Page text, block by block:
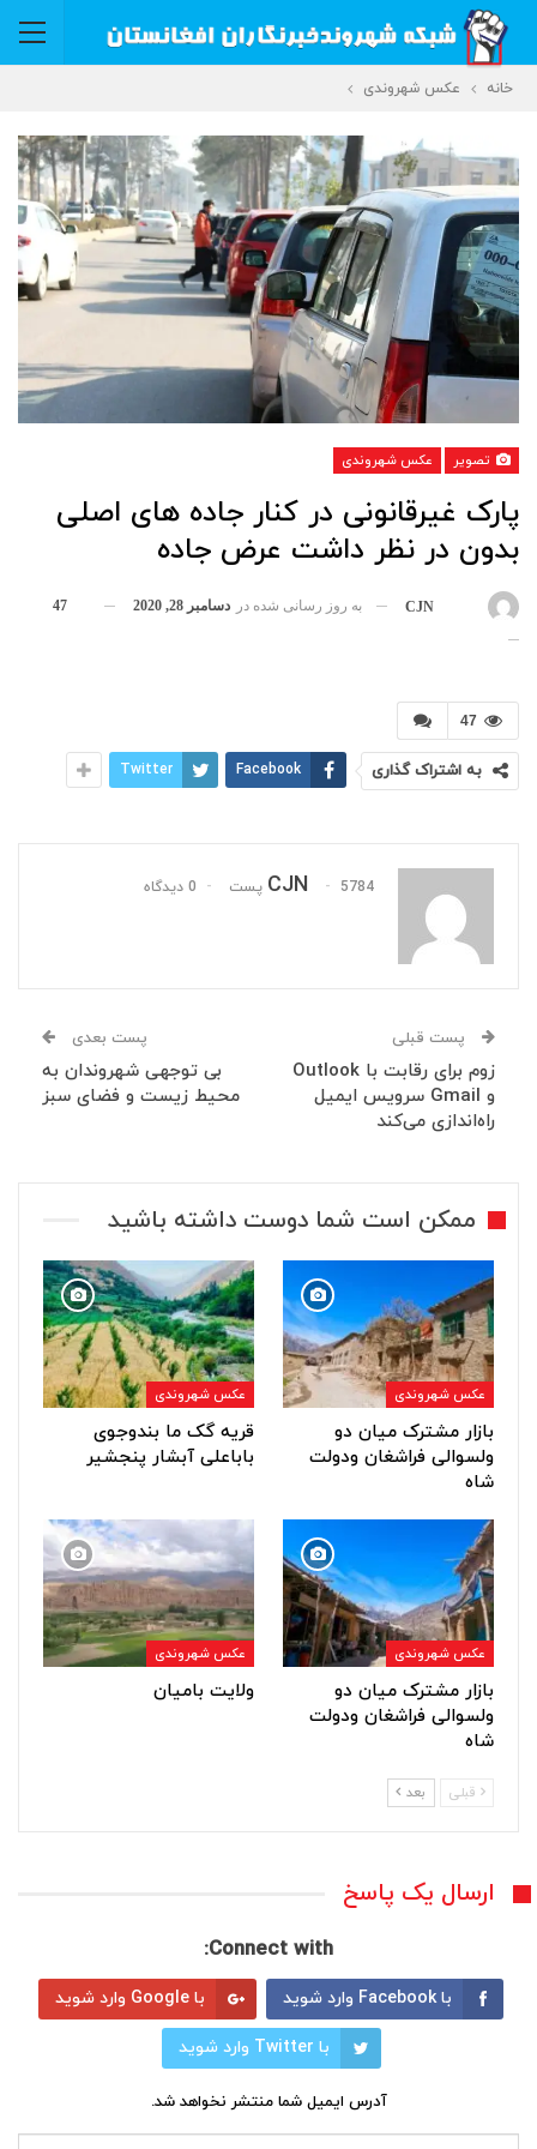
خانه عکس شهروندی
تصویر عکس شهروندی
پارک غیرقانونی در کنار جاده های اصلی
بدون در نظر داشت عرض جاده
CJN به روز رسانی شده در دسامبر 28, 2020 47
47
به اشتراک گذاری Facebook
Twitter
CJN 5784 پست 0 دیدگاه
پست قبلی
و Gmail سرویس ایمیل
راه‌اندازی می‌کند
پست بعدی
بی توجهی شهروندان به
محیط زیست و فضای سبز
ممکن است شما دوست داشته باشید
عکس شهروندی
بازار مشترک میان دو
ولسوالی فراشغان ودولت
شاه
عکس شهروندی
قریه گک ما بندوجوی
باباعلی آبشار پنجشیر
عکس شهروندی
بازار مشترک میان دو
ولسوالی فراشغان ودولت
شاه
عکس شهروندی
ولایت بامیان
قبلی بعد
ارسال یک پاسخ
Connect with:
با Facebook وارد شوید با Google وارد شوید
با Twitter وارد شوید
آدرس ایمیل شما منتشر نخواهد شد.